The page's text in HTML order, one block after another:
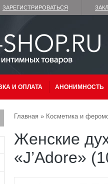
ЗАРЕГИСТРИРОВАТЬСЯ
И ОПЛАТА АНОНИМНОСТЬ
Главная » Косметика и
Женские
«J’Adore»